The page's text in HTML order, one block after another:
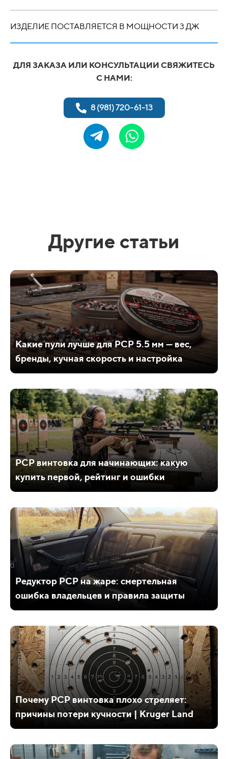
ИЗДЕЛИЕ ПОСТАВЛЯЕТСЯ В МОЩНОСТИ 3 ДЖ
ДЛЯ ЗАКАЗА ИЛИ КОНСУЛЬТАЦИИ СВЯЖИТЕСЬ
С НАМИ:
8 (981) 720-61-13
Другие статьи
Какие пули лучше для PCP 5.5 мм — вес,
бренды, кучная скорость и настройка
PCP винтовка для начинающих: какую
купить первой, рейтинг и ошибки
Редуктор PCP на жаре: смертельная
ошибка владельцев и правила защиты
Почему PCP винтовка плохо стреляет:
причины потери кучности | Kruger Land